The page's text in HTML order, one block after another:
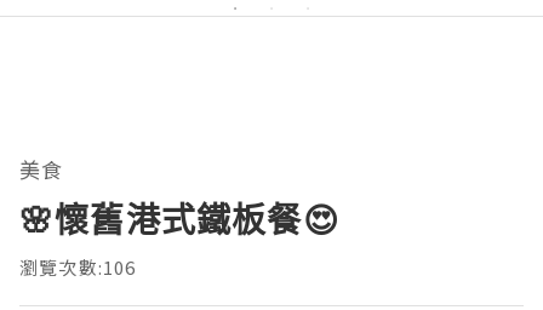
美食
🌸懷舊港式鐵板餐😍
瀏覽次數:106